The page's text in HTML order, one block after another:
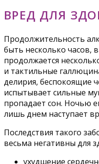
ВРЕД ДЛЯ
Продолжительность
быть несколько часов,
продолжается
и тактильные
делирия, беспокоящие
испытывает сильные
пропадает сон. Ночью
лишь днем наступает
Последствия такого
весьма негативны для
ухудшение